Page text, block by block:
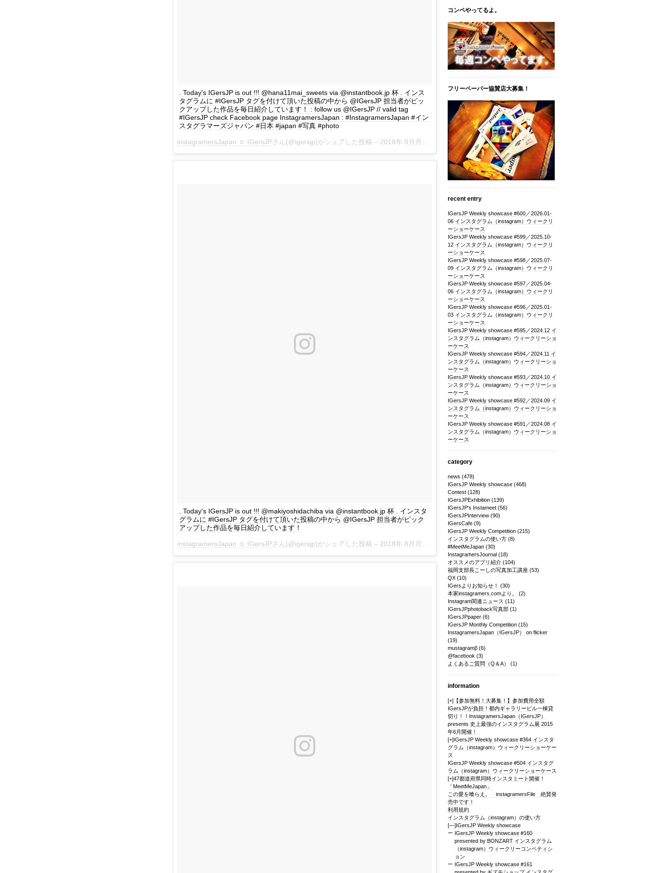
. Today's IGersJP is out !!! @hana11mai_sweets via @instantbook.jp 杯 . インス
タグラムに #IGersJP タグを付けて頂いた投稿の中から @IGersJP 担当者がピッ
クアップした作品を毎日紹介しています！ : follow us @IGersJP // valid tag
#IGersJP check Facebook page InstagramersJapan : #InstagramersJapan #イン
スタグラマーズジャパン #日本 #japan #写真 #photo
instagramersJapan ☺︎ IGersJPさん(@igersjp)がシェアした投稿 – 2018年 8月月18日午前12時34分PDT
. Today's IGersJP is out !!! @makiyoshidachiba via @instantbook.jp 杯 . インスタ
グラムに #IGersJP タグを付けて頂いた投稿の中から @IGersJP 担当者がピック
アップした作品を毎日紹介しています！
instagramersJapan ☺︎ IGersJPさん(@igersjp)がシェアした投稿 – 2018年 8月月18日午前3時12分PDT
コンペやってるよ。
フリーペーパー協賛店大募集！
recent entry
IGersJP Weekly showcase #600／2026.01-
06 インスタグラム（instagram）ウィークリ
ーショーケース
IGersJP Weekly showcase #599／2025.10-
12 インスタグラム（instagram）ウィークリ
ーショーケース
IGersJP Weekly showcase #598／2025.07-
09 インスタグラム（instagram）ウィークリ
ーショーケース
IGersJP Weekly showcase #597／2025.04-
06 インスタグラム（instagram）ウィークリ
ーショーケース
IGersJP Weekly showcase #596／2025.01-
03 インスタグラム（instagram）ウィークリ
ーショーケース
IGersJP Weekly showcase #595／2024.12 イ
ンスタグラム（instagram）ウィークリーショ
ーケース
IGersJP Weekly showcase #594／2024.11 イ
ンスタグラム（instagram）ウィークリーショ
ーケース
IGersJP Weekly showcase #593／2024.10 イ
ンスタグラム（instagram）ウィークリーショ
ーケース
IGersJP Weekly showcase #592／2024.09 イ
ンスタグラム（instagram）ウィークリーショ
ーケース
IGersJP Weekly showcase #591／2024.08 イ
ンスタグラム（instagram）ウィークリーショ
ーケース
category
news (478)
IGersJP Weekly showcase(468)
Contest(128)
IGersJPExhibition(139)
IGersJP's Instameet(56)
IGersJPInterview(90)
IGersCafe(9)
IGersJP Weekly Competition(215)
インスタグラムの使い方(8)
#MeetMeJapan(30)
InstagramersJournal(18)
オススメのアプリ紹介(104)
福岡支部長こーしの写真加工講座(53)
QX(10)
IGersよりお知らせ！
(30)
本家instagramers.comより。
(2)
Instagram関連ニュース (11)
IGersJPphotoback写真部(1)
IGersJPpaper(6)
IGersJP Monthly Competition(15)
InstagramersJapan（IGersJP） on flicker
(19)
mustagramβ(6)
@facebook (3)
よくあるご質問（Q＆A）
(1)
information
[+]【参加無料！大募集！】参加費用全額
IGersJPが負担！都内ギャラリービル一棟貸
切り！！InstagramersJapan（IGersJP）
presents 史上最強のインスタグラム展 2015
年6月開催！
[+]IGersJP Weekly showcase #364 インスタ
グラム（instagram）ウィークリーショーケー
ス
IGersJP Weekly showcase #504 インスタグ
ラム（instagram）ウィークリーショーケース
[+]47都道府県同時インスタミート開催！
「MeetMeJapan」
この愛を喰らえ。 instagramersFile 絶賛発
売中です！
利用規約
インスタグラム（instagram）の使い方
[—]IGersJP Weekly showcase
IGersJP Weekly showcase #160
presented by BONZART インスタグラム
（instagram）ウィークリーコンペティシ
ョン
IGersJP Weekly showcase #161